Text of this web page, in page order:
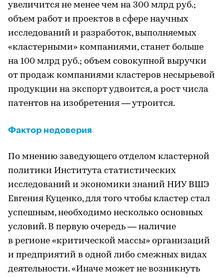
увеличится не менее чем на 300 млрд руб.;
объем работ и проектов в сфере научных
исследований и разработок, выполняемых
«кластерными» компаниями, станет больше
на 100 млрд руб.; объем совокупной выручки
от продаж компаниями кластеров несырьевой
продукции на экспорт удвоится, а рост числа
патентов на изобретения — утроится.
Фактор недоверия
По мнению заведующего отделом кластерной
политики Института статистических
исследований и экономики знаний НИУ ВШЭ
Евгения Куценко, для того чтобы кластер стал
успешным, необходимо несколько основных
условий. В первую очередь — наличие
в регионе «критической массы» организаций
и предприятий в одной либо смежных видах
деятельности. «Иначе может не возникнуть